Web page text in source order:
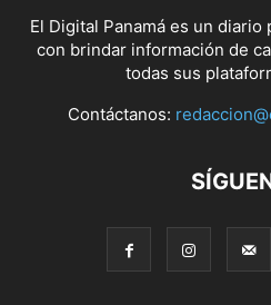
El Digital Panamá es un
con brindar información de
todas sus
Contáctanos: